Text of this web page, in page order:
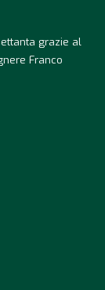
grazie al
Franco